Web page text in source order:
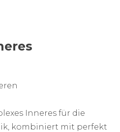
Inneres für die
kombiniert mit perfekt